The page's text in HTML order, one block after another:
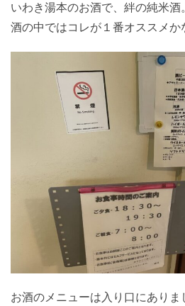
いわき湯本のお酒で、絆の純米
酒の中ではコレが１番オススメか
お酒のメニューは入り口にありま